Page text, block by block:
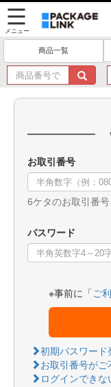
メニュー
商品一覧
商
品
番
お取引番号
6ケタのお取引番号
パスワード
※事前に「 ご
初期パスワード
お取引番号がご
ログインできな